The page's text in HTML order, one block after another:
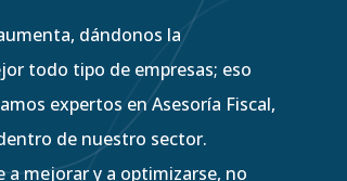
dándonos la
todo tipo de empresas; eso
expertos en Asesoría Fiscal,
de nuestro sector.
a mejorar y a optimizarse, no